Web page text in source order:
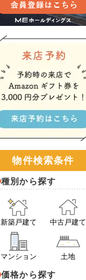
物件検索条件
種別から探す
新築戸建て 中古戸建て
マンション 土地
価格から探す